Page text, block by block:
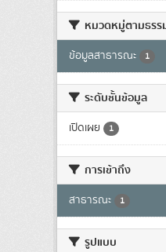
หมวดหมู่ตามธร
ข้อมูลสาธารณะ 1
ระดับชั้นข้อมูล
เปิดเผย 1
การเข้าถึง
สาธารณะ 1
รูปแบบ